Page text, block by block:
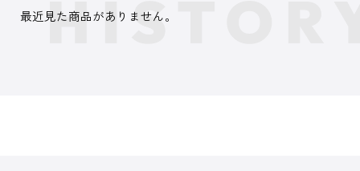
最近見た商品がありません。